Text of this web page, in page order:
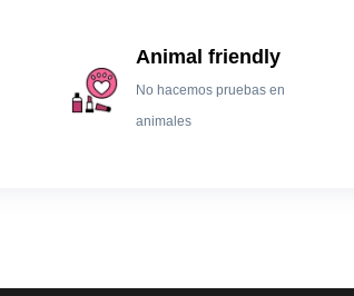
Animal friendly
No hacemos pruebas en
animales